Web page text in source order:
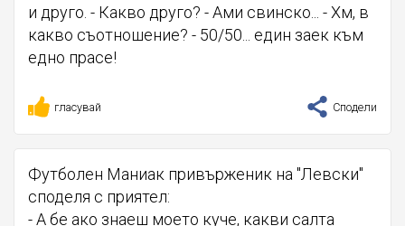
и друго. - Какво друго? - Ами свинско... - Хм, в
какво съотношение? - 50/50... един заек към
едно прасе!
гласувай Сподели
Футболен Маниак привърженик на "Левски"
споделя с приятел:
- А бе ако знаеш моето куче, какви салта